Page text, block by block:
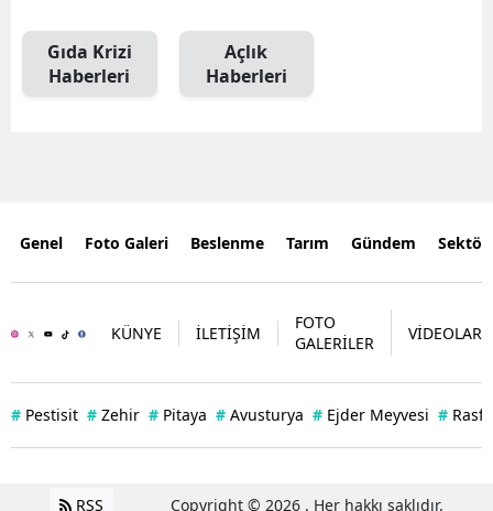
Gıda Krizi
Haberleri
Açlık
Haberleri
Genel Foto Galeri Beslenme Tarım Gündem
KÜNYE İLETİŞİM
FOTO
GALERİLER
VİDEOLAR
# Pestisit # Zehir # Pitaya # Avusturya # Ejder Meyvesi # Rasff
RSS Copyright © 2026 . Her hakkı saklıdır.